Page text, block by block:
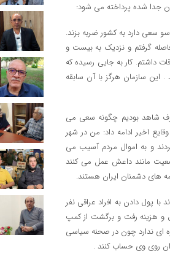
جدا شده پرداخته می شود:
سعی دارد به کشور ضربه بزند.
گرفتم و نزدیک به بیست و
داشتم. کار به جایی رسیده که
این سازمان هرگز با آن سابقه
شاهد بودیم چگونه سعی می
اخیر ادامه داد: من در شهر
و به اموال مردم آسیب می
مانند داعش عمل می کنند
های دشمنان ایران هستند.
پول دادن به افراد عراقی نفر
و هزینه رفت و برگشت از کمپ
ای ندارد چون در صحنه سیاسی
روی وی حساب کنند .